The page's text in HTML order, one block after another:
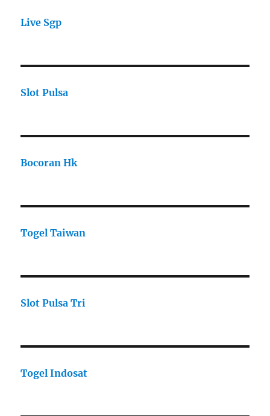
Live Sgp
Slot Pulsa
Bocoran Hk
Togel Taiwan
Slot Pulsa Tri
Togel Indosat